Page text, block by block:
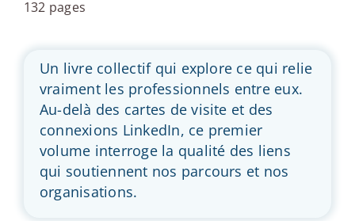
132 pages
Un livre collectif qui explore ce qui relie
vraiment les professionnels entre eux.
Au-delà des cartes de visite et des
connexions LinkedIn, ce premier
volume interroge la qualité des liens
qui soutiennent nos parcours et nos
organisations.